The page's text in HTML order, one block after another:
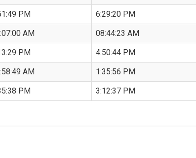
PM 6:29:20 PM
AM 08:44:23 AM
PM 4:50:44 PM
AM 1:35:56 PM
PM 3:12:37 PM